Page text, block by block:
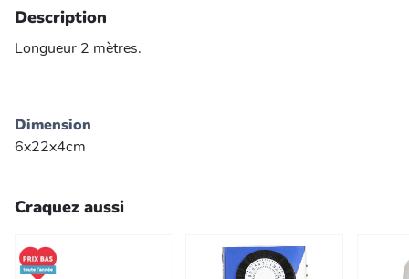
Description
Longueur 2 mètres.
Dimension
6x22x4cm
Craquez aussi